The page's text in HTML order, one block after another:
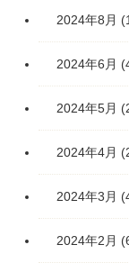
2024年8月
2024年6月
2024年5月
2024年4月
2024年3月
2024年2月